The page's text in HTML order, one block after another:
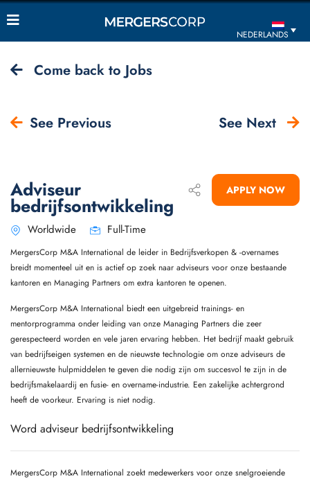
NEDERLANDS
Come back to Jobs
See Previous See Next
Adviseur
bedrijfsontwikkeling
APPLY NOW
Worldwide Full-Time
MergersCorp M&A International de leider in Bedrijfsverkopen & -overnames
breidt momenteel uit en is actief op zoek naar adviseurs voor onze bestaande
kantoren en Managing Partners om extra kantoren te openen.
MergersCorp M&A International biedt een uitgebreid trainings- en
mentorprogramma onder leiding van onze Managing Partners die zeer
gerespecteerd worden en vele jaren ervaring hebben. Het bedrijf maakt gebruik
van bedrijfseigen systemen en de nieuwste technologie om onze adviseurs de
allernieuwste hulpmiddelen te geven die nodig zijn om succesvol te zijn in de
bedrijfsmakelaardij en fusie- en overname-industrie. Een zakelijke achtergrond
heeft de voorkeur. Ervaring is niet nodig.
Word adviseur bedrijfsontwikkeling
MergersCorp M&A International zoekt medewerkers voor onze snelgroeiende